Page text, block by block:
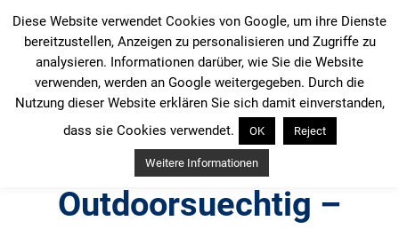
Inhalt
springen
Outdoorsuechtig –
Diese Website verwendet Cookies von Google, um ihre Dienste
bereitzustellen, Anzeigen zu personalisieren und Zugriffe zu
analysieren. Informationen darüber, wie Sie die Website
verwenden, werden an Google weitergegeben. Durch die
Nutzung dieser Website erklären Sie sich damit einverstanden,
dass sie Cookies verwendet.
OK Reject
Weitere Informationen